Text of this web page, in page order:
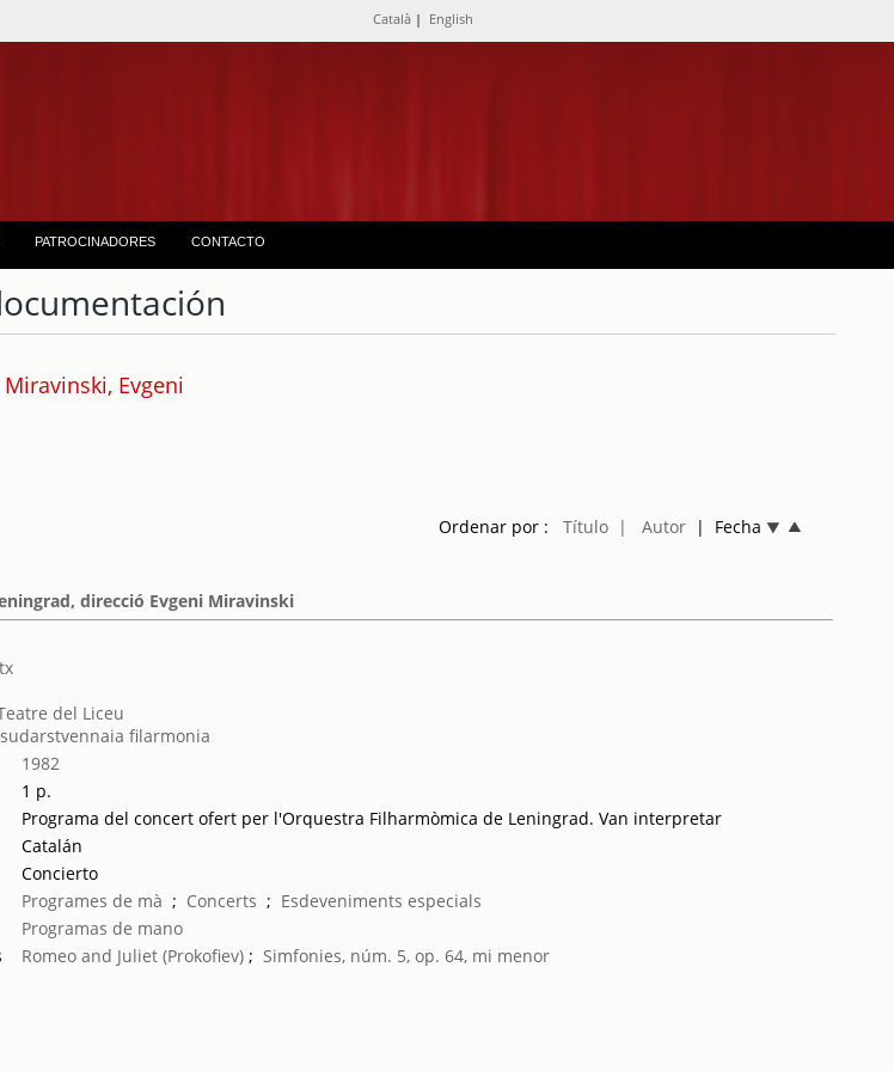
Català | English
PATROCINADORES CONTACTO
Evgeni
Ordenar por : Título | Autor| Fecha
direcció Evgeni Miravinski
del Liceu
filarmonia
1982
1 p.
Programa del concert ofert per l'Orquestra Filharmòmica de Leningrad. Van interpretar
Catalán
Concierto
Programes de mà ; Concerts ; Esdeveniments especials
Programas de mano
Romeo and Juliet (Prokofiev) ;Simfonies, núm. 5, op. 64, mi menor